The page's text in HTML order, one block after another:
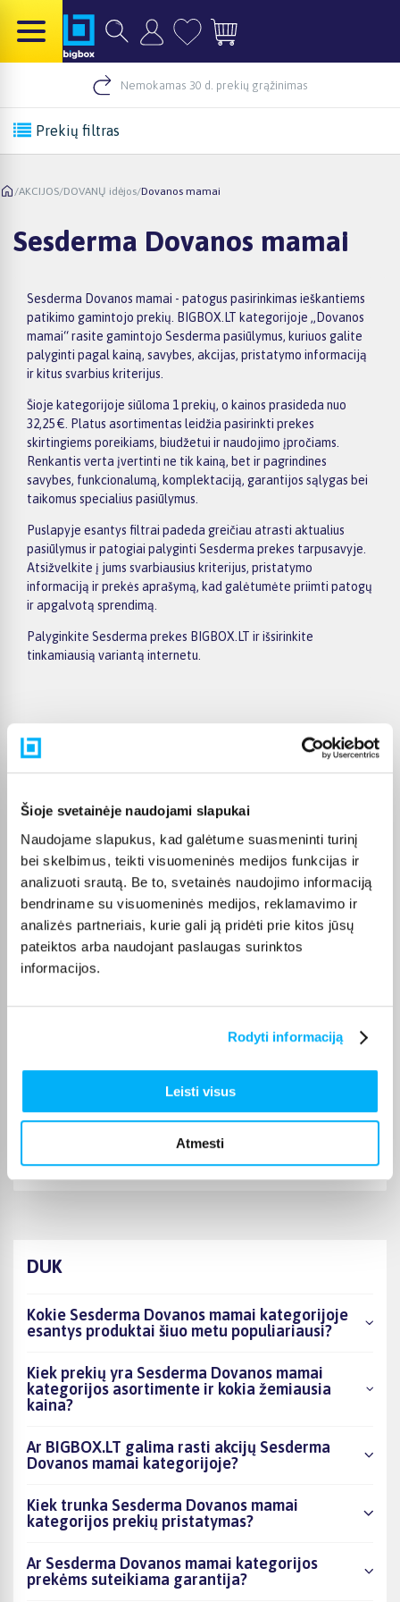
Šioje svetainėje naudojami slapukai
Naudojame slapukus, kad galėtume suasmeninti turinį
bei skelbimus, teikti visuomeninės medijos funkcijas ir
analizuoti srautą. Be to, svetainės naudojimo informaciją
bendriname su visuomeninės medijos, reklamavimo ir
analizės partneriais, kurie gali ją pridėti prie kitos jūsų
pateiktos arba naudojant paslaugas surinktos
informacijos.
Rodyti informaciją
Leisti visus
Atmesti
Nemokamas 30 d. prekių grąžinimas
Prekių filtras
/AKCIJOS/DOVANŲ idėjos/Dovanos mamai
Sesderma Dovanos mamai
Sesderma Dovanos mamai - patogus pasirinkimas ieškantiems
patikimo gamintojo prekių. BIGBOX.LT kategorijoje „Dovanos
mamai“ rasite gamintojo Sesderma pasiūlymus, kuriuos galite
palyginti pagal kainą, savybes, akcijas, pristatymo informaciją
ir kitus svarbius kriterijus.
Šioje kategorijoje siūloma 1 prekių, o kainos prasideda nuo
32,25 €. Platus asortimentas leidžia pasirinkti prekes
skirtingiems poreikiams, biudžetui ir naudojimo įpročiams.
Renkantis verta įvertinti ne tik kainą, bet ir pagrindines
savybes, funkcionalumą, komplektaciją, garantijos sąlygas bei
taikomus specialius pasiūlymus.
Puslapyje esantys filtrai padeda greičiau atrasti aktualius
pasiūlymus ir patogiai palyginti Sesderma prekes tarpusavyje.
Atsižvelkite į jums svarbiausius kriterijus, pristatymo
informaciją ir prekės aprašymą, kad galėtumėte priimti patogų
ir apgalvotą sprendimą.
Palyginkite Sesderma prekes BIGBOX.LT ir išsirinkite
tinkamiausią variantą internetu.
Pirkėjų atsiliepimai apie prekes
Violeta Z.
Mano patys mėgstamiausi kvepalai. Perku juos daug metų. Ačiū
Danutė G.
Patvirtintas pirkėjas
Puiki dovana darbui ir pramogai 🙂 Ačiū
Dmitrijus A.
vacuum house ...
Edvardas B.
🙂
DUK
Kokie Sesderma Dovanos mamai kategorijoje
esantys produktai šiuo metu populiariausi?
Kiek prekių yra Sesderma Dovanos mamai
kategorijos asortimente ir kokia žemiausia
kaina?
Ar BIGBOX.LT galima rasti akcijų Sesderma
Dovanos mamai kategorijoje?
Kiek trunka Sesderma Dovanos mamai
kategorijos prekių pristatymas?
Ar Sesderma Dovanos mamai kategorijos
prekėms suteikiama garantija?